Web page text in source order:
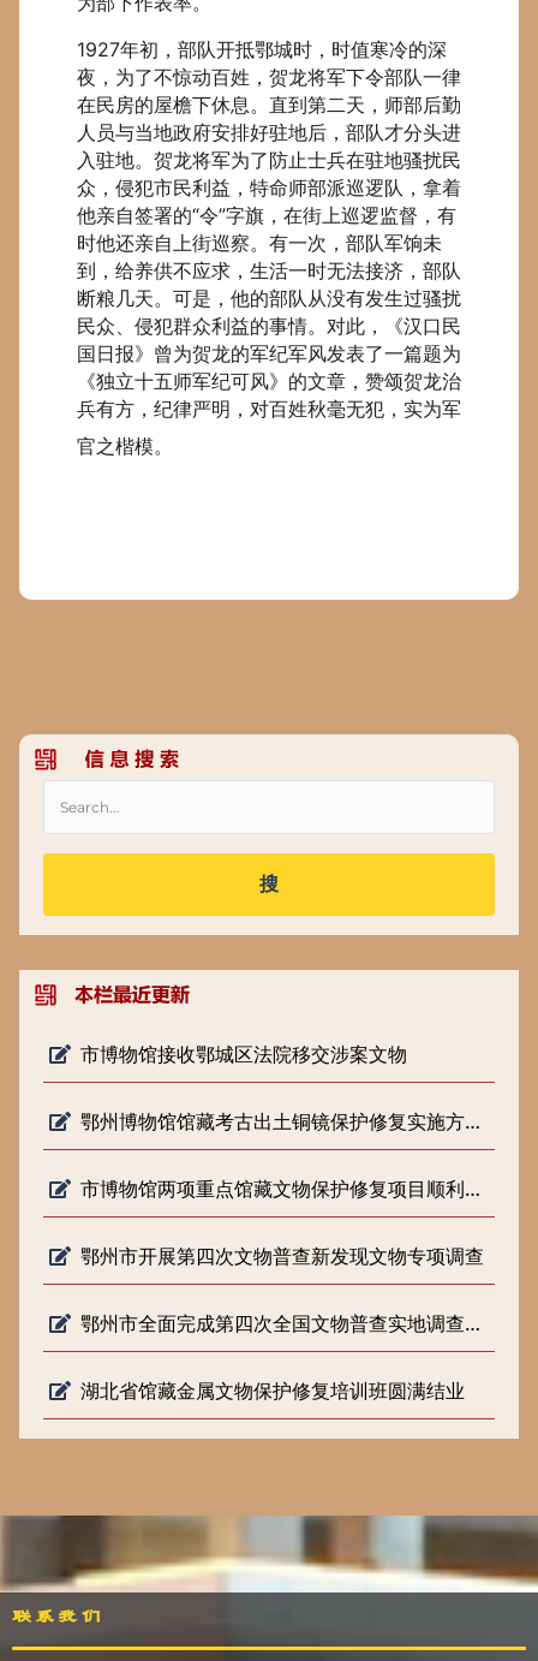
1927年初，部队开抵鄂城时，时值寒冷的深
夜，为了不惊动百姓，贺龙将军下令部队一律
在民房的屋檐下休息。直到第二天，师部后勤
人员与当地政府安排好驻地后，部队才分头进
入驻地。贺龙将军为了防止士兵在驻地骚扰民
众，侵犯市民利益，特命师部派巡逻队，拿着
他亲自签署的“令”字旗，在街上巡逻监督，有
时他还亲自上街巡察。有一次，部队军饷未
到，给养供不应求，生活一时无法接济，部队
断粮几天。可是，他的部队从没有发生过骚扰
民众、侵犯群众利益的事情。对此，《汉口民
国日报》曾为贺龙的军纪军风发表了一篇题为
《独立十五师军纪可风》的文章，赞颂贺龙治
兵有方，纪律严明，对百姓秋毫无犯，实为军
官之楷模。
搜
市博物馆接收鄂城区法院移交涉案文物
鄂州博物馆馆藏考古出土铜镜保护修复实施方案专家论证会顺利召开
市博物馆两项重点馆藏文物保护修复项目顺利通过省文旅厅结项验收
鄂州市开展第四次文物普查新发现文物专项调查
鄂州市全面完成第四次全国文物普查实地调查工作
湖北省馆藏金属文物保护修复培训班圆满结业
联系我们